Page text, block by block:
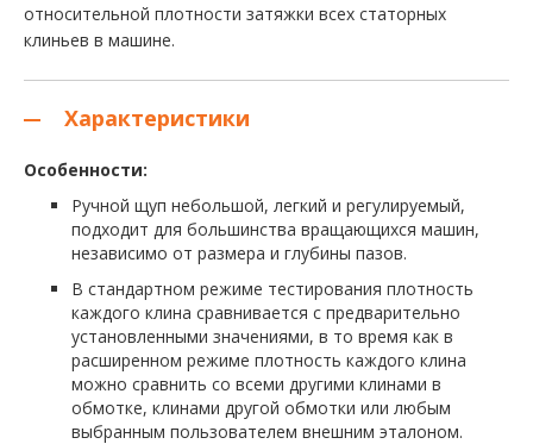
относительной плотности затяжки всех статорных
клиньев в машине.
Характеристики
Особенности:
Ручной щуп небольшой, легкий и регулируемый,
подходит для большинства вращающихся машин,
независимо от размера и глубины пазов.
В стандартном режиме тестирования плотность
каждого клина сравнивается с предварительно
установленными значениями, в то время как в
расширенном режиме плотность каждого клина
можно сравнить со всеми другими клинами в
обмотке, клинами другой обмотки или любым
выбранным пользователем внешним эталоном.